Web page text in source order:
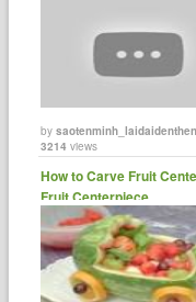
by
3214 views
How to Carve Fruit
Fruit Centerpiece